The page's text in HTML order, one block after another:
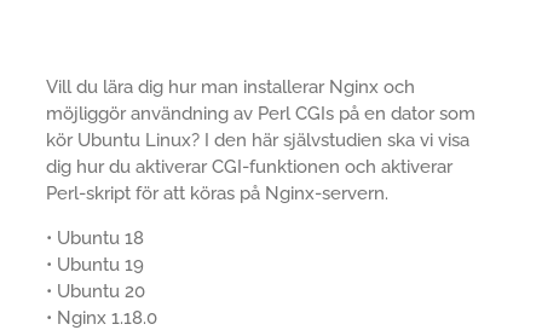
Vill du lära dig hur man installerar Nginx och
möjliggör användning av Perl CGIs på en dator som
kör Ubuntu Linux? I den här självstudien ska vi visa
dig hur du aktiverar CGI-funktionen och aktiverar
Perl-skript för att köras på Nginx-servern.
• Ubuntu 18
• Ubuntu 19
• Ubuntu 20
• Nginx 1.18.0